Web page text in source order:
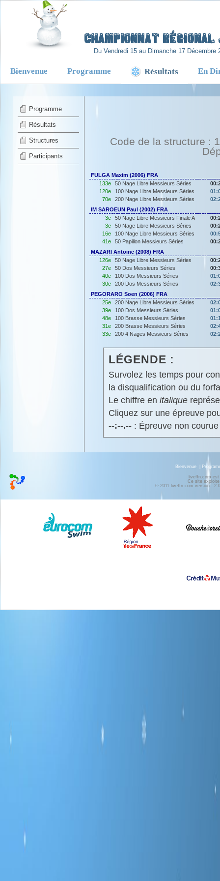
Championnat
Du Vendredi 15 au Dimanche 17 Décembre
Bienvenue Programme Résultats En
Programme
Résultats
Structures
Participants
Code de la structure :
FULGA Maxim (2006) FRA
133e
50 Nage Libre Messieurs Séries
120e
100 Nage Libre Messieurs Séries
70e
200 Nage Libre Messieurs Séries
IM SAROEUN Paul (2002) FRA
3e
50 Nage Libre Messieurs Finale A
3e
50 Nage Libre Messieurs Séries
16e
100 Nage Libre Messieurs Séries
41e
50 Papillon Messieurs Séries
MAZARI Antoine (2008) FRA
126e
50 Nage Libre Messieurs Séries
27e
50 Dos Messieurs Séries
40e
100 Dos Messieurs Séries
30e
200 Dos Messieurs Séries
PEGORARO Soen (2006) FRA
25e
200 Nage Libre Messieurs Séries
39e
100 Dos Messieurs Séries
48e
100 Brasse Messieurs Séries
31e
200 Brasse Messieurs Séries
33e
200 4 Nages Messieurs Séries
LÉGENDE :
Survolez les temps pour
la disqualification ou du
Le chiffre en italique
Cliquez sur une épreuve
--:--.--: Épreuve non
Bienvenue
liveffn.com
Ce site
© 2011 liveffn.com version :